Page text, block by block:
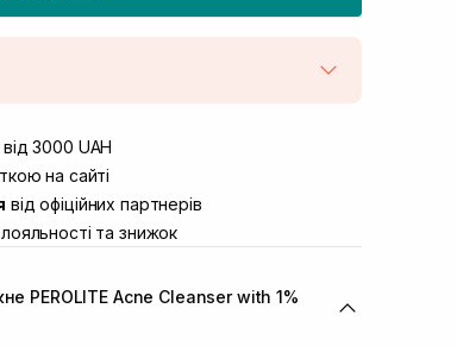
4
Підстригача, 1В
36
Бандери 45 В наявності
Гудачека 23 (ТЦ
Немає в наявності!
3000 UAH
на сайті
від офіційних партнерів
, лояльності та знижок
PEROLITE Acne Cleanser with 1%